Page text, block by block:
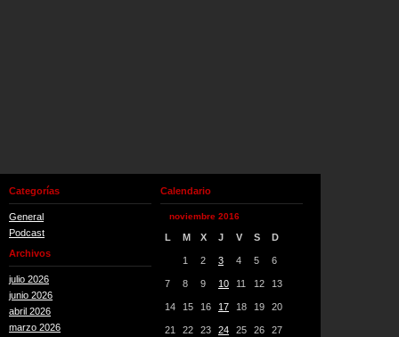
Categorías
General
Podcast
Archivos
julio 2026
junio 2026
abril 2026
marzo 2026
Calendario
noviembre 2016
L M X J V S D
1 2 3 4 5 6
7 8 9 10 11 12 13
14 15 16 17 18 19 20
21 22 23 24 25 26 27